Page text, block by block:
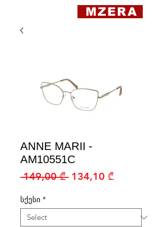
MZERA
ANNE MARII -
AM10551C
149,00 ₾ Regular
134,10 ₾Sale
სქესი *